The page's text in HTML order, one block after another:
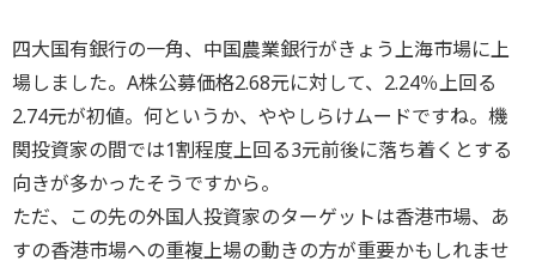
四大国有銀行の一角、中国農業銀行がきょう上海市場に上
場しました。A株公募価格2.68元に対して、2.24％上回る
2.74元が初値。何というか、ややしらけムードですね。機
関投資家の間では1割程度上回る3元前後に落ち着くとする
向きが多かったそうですから。
ただ、この先の外国人投資家のターゲットは香港市場、あ
すの香港市場への重複上場の動きの方が重要かもしれませ